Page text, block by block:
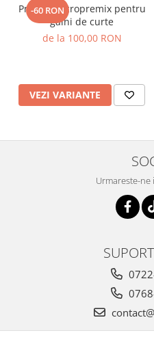
-60 RON
Pmx-G Macropremix pentru
găini de curte
de la 100,00 RON
VEZI VARIANTE
Urmareste-ne